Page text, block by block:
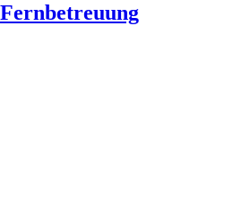
Fernbetreuung